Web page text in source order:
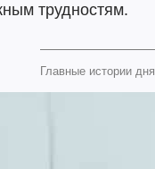
трудностям.
Главные истории дня